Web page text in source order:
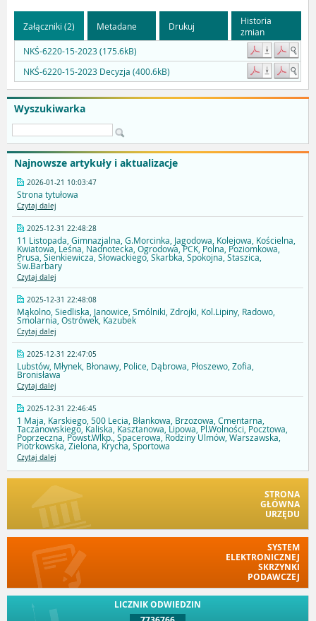
Wyszukiwarka
Najnowsze artykuły i aktualizacje
2026-01-21 10:03:47
Strona tytułowa
Czytaj dalej
2025-12-31 22:48:28
11 Listopada, Gimnazjalna, G.Morcinka, Jagodowa, Kolejowa, Kościelna,
Kwiatowa, Leśna, Nadnotecka, Ogrodowa, PCK, Polna, Poziomkowa,
Prusa, Sienkiewicza, Słowackiego, Skarbka, Spokojna, Staszica,
Św.Barbary
Czytaj dalej
2025-12-31 22:48:08
Mąkolno, Siedliska, Janowice, Smólniki, Zdrojki, Kol.Lipiny, Radowo,
Smolarnia, Ostrówek, Kazubek
Czytaj dalej
2025-12-31 22:47:05
Lubstów, Młynek, Błonawy, Police, Dąbrowa, Płoszewo, Zofia,
Bronisława
Czytaj dalej
2025-12-31 22:46:45
1 Maja, Karskiego, 500 Lecia, Błankowa, Brzozowa, Cmentarna,
Taczanowskiego, Kaliska, Kasztanowa, Lipowa, Pl.Wolności, Pocztowa,
Poprzeczna, Powst.Wlkp., Spacerowa, Rodziny Ulmów, Warszawska,
Piotrkowska, Zielona, Krycha, Sportowa
Czytaj dalej
STRONA
GŁÓWNA
URZĘDU
SYSTEM
ELEKTRONICZNEJ
SKRZYNKI
PODAWCZEJ
LICZNIK ODWIEDZIN
Załączniki (2) Metadane Drukuj
Historia
zmian
NKŚ-6220-15-2023 (175.6kB)
NKŚ-6220-15-2023 Decyzja (400.6kB)